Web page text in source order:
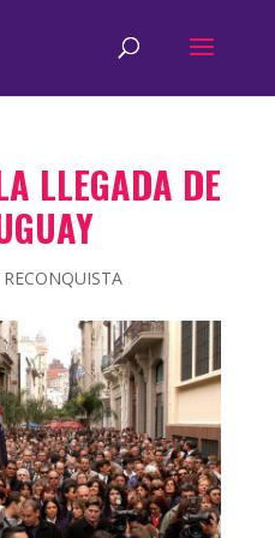
LLEGADA DE